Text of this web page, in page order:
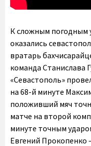
К сложным погодным
оказались
вратарь
команда Станислава
«Севастополь»
на 68-й минуте
положивший мяч
матче на второй
минуте точным
Евгений Прокопенко